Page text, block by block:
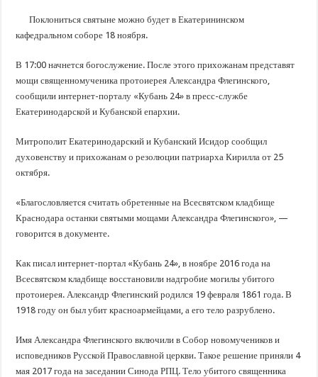
Важные правила обращения в вашу страховую компанию
Стартовал прием заявок на 20-й юбилейный молодежный форум «Регион 93»
Поклониться святыне можно будет в Екатерининском
кафедральном соборе 18 ноября.
В 17:00 начнется богослужение. После этого прихожанам представят
мощи священномученика протоиерея Александра Флегинского,
сообщили интернет-порталу «Кубань 24» в пресс-службе
Екатеринодарской и Кубанской епархии.
Митрополит Екатеринодарский и Кубанский Исидор сообщил
духовенству и прихожанам о резолюции патриарха Кирилла от 25
октября.
«Благословляется считать обретенные на Всесвятском кладбище
Краснодара останки святыми мощами Александра Флегинского», —
говорится в документе.
Как писал интернет-портал «Кубань 24», в ноябре 2016 года на
Всесвятском кладбище восстановили надгробие могилы убитого
протоиерея. Александр Флегинский родился 19 февраля 1861 года. В
1918 году он был убит красноармейцами, а его тело разрублено.
Имя Александра Флегинского включили в Собор новомучеников и
исповедников Русской Православной церкви. Такое решение приняли 4
мая 2017 года на заседании Синода РПЦ. Тело убитого священника